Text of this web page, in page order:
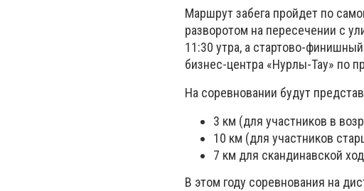
Маршрут забега пройдет по
разворотом на пересечении с
11:30 утра, а стартово-
бизнес-центра «Нурлы-Тау» по
На соревновании будут
3 км (для участников в
10 км (для участников
7 км для скандинавской
В этом году соревнования на